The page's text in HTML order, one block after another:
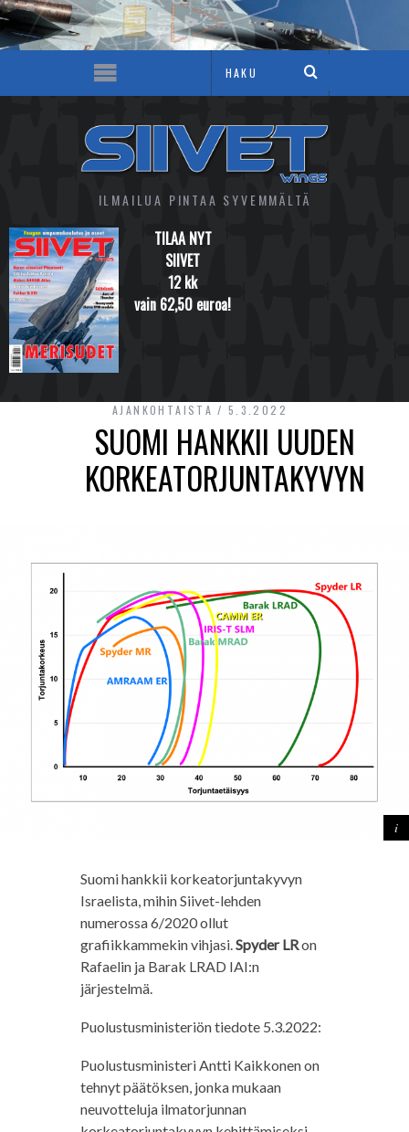
ILMAILUA PINTAA SYVEMMÄLTÄ
TILAA NYT
SIIVET
12 kk
vain 62,50 euroa!
AJANKOHTAISTA 5.3.2022
SUOMI HANKKII UUDEN
KORKEATORJUNTAKYVYN
Suomi hankkii korkeatorjuntakyvyn
Israelista, mihin Siivet-lehden
numerossa 6/2020 ollut
grafiikkammekin vihjasi. Spyder LRon
Rafaelin ja Barak LRAD IAI:n
järjestelmä.
Puolustusministeriön tiedote 5.3.2022:
Puolustusministeri Antti Kaikkonen on
tehnyt päätöksen, jonka mukaan
neuvotteluja ilmatorjunnan